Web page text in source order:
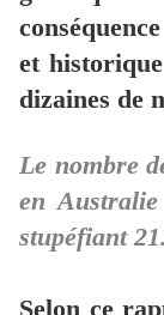
et
dizaines de
Le nombre
en
stupéfiant
Selon ce